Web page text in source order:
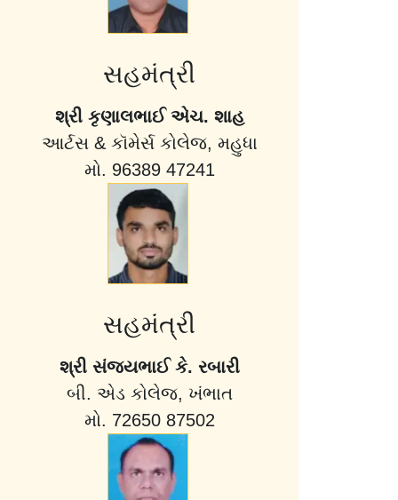
સહમંત્રી
શ્રી કૃણાલભાઈ એચ. શાહ
આર્ટસ & કૉમેર્સ કોલેજ, મહુધા
મો. 96389 47241
સહમંત્રી
શ્રી સંજયભાઈ કે. રબારી
બી. એડ કોલેજ, ખંભાત
મો. 72650 87502